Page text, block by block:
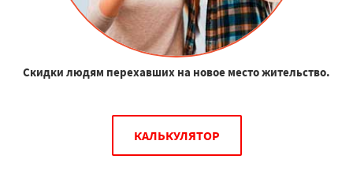
Скидки людям перехавших на новое место жительство.
КАЛЬКУЛЯТОР